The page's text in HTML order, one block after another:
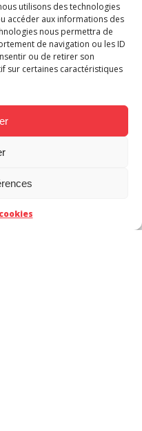
utilisons des technologies
accéder aux informations des
nous permettra de
de navigation ou les ID
ou de retirer son
sur certaines caractéristiques